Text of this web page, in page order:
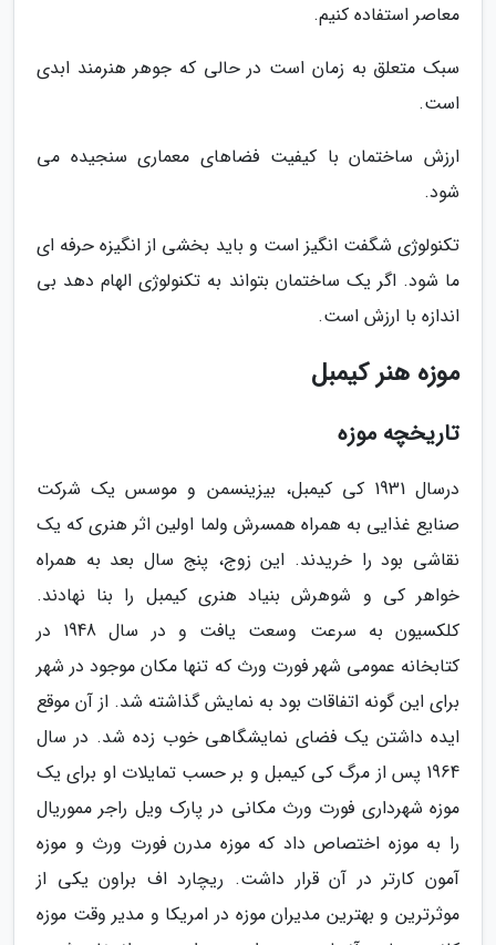
معاصر استفاده کنیم.
سبک متعلق به زمان است در حالی که جوهر هنرمند ابدی
است.
ارزش ساختمان با کیفیت فضاهای معماری سنجیده می
شود.
تکنولوژی شگفت انگیز است و باید بخشی از انگیزه حرفه ای
ما شود. اگر یک ساختمان بتواند به تکنولوژی الهام دهد بی
اندازه با ارزش است.
موزه هنر کیمبل
تاریخچه موزه
درسال 1931 کی کیمبل، بیزینسمن و موسس یک شرکت
صنایع غذایی به همراه همسرش ولما اولین اثر هنری که یک
نقاشی بود را خریدند. این زوج، پنج سال بعد به همراه
خواهر کی و شوهرش بنیاد هنری کیمبل را بنا نهادند.
کلکسیون به سرعت وسعت یافت و در سال 1948 در
کتابخانه عمومی شهر فورت ورث که تنها مکان موجود در شهر
برای این گونه اتفاقات بود به نمایش گذاشته شد. از آن موقع
ایده داشتن یک فضای نمایشگاهی خوب زده شد. در سال
1964 پس از مرگ کی کیمبل و بر حسب تمایلات او برای یک
موزه شهرداری فورت ورث مکانی در پارک ویل راجر مموریال
را به موزه اختصاص داد که موزه مدرن فورت ورث و موزه
آمون کارتر در آن قرار داشت. ریچارد اف براون یکی از
موثرترین و بهترین مدیران موزه در امریکا و مدیر وقت موزه